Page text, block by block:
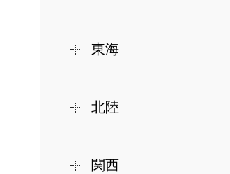
東海
北陸
関西